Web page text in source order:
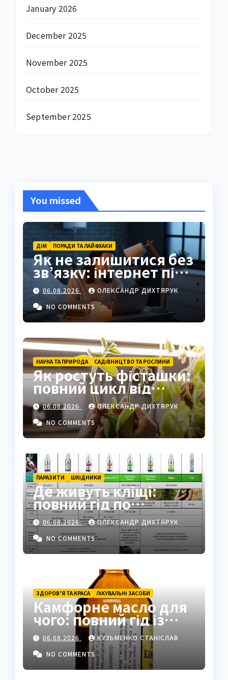
January 2026
December 2025
November 2025
October 2025
September 2025
You missed
ДІМ ПОРАДИ ТА ЛАЙФХАКИ
Як не залишитися без
зв’язку: інтернет під
час відключень світла
06.08.2026
ОЛЕКСАНДР ДИХТЯРУК
NO COMMENTS
НАУКА ТА ПРИРОДА САДІВНИЦТВО ТА РОСЛИНИ
Як ростуть фісташки:
повний цикл від
насіння до стиглого
горіха
06.08.2026
ОЛЕКСАНДР ДИХТЯРУК
NO COMMENTS
ПАРАЗИТИ ШКІДНИКИ
Де живуть кліщі:
повний гід по
біотопах, ризиках і
захисті
06.08.2026
ОЛЕКСАНДР ДИХТЯРУК
NO COMMENTS
ЗДОРОВ’Я ТА КРАСА ЛІКУВАЛЬНІ ЗАСОБИ
Камфорне масло для
чого: повний гід із
застосуванням і
властивостями
06.08.2026
КУЗЬМЕНКО СТАНІСЛАВ
NO COMMENTS